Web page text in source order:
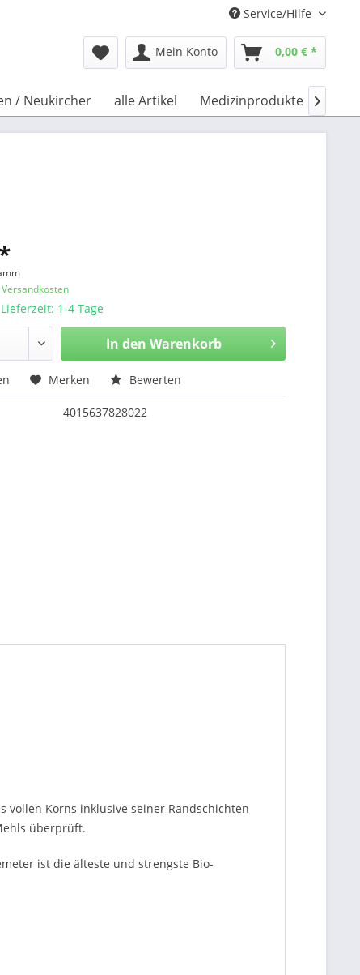
Service/Hilfe
Mein Konto 0,00 € *
/ Neukircher alle Artikel Medizinprodukte 
1-4 Tage
In den Warenkorb
Merken Bewerten
4015637828022
Korns inklusive seiner Randschichten
überprüft.
ist die älteste und strengste Bio-